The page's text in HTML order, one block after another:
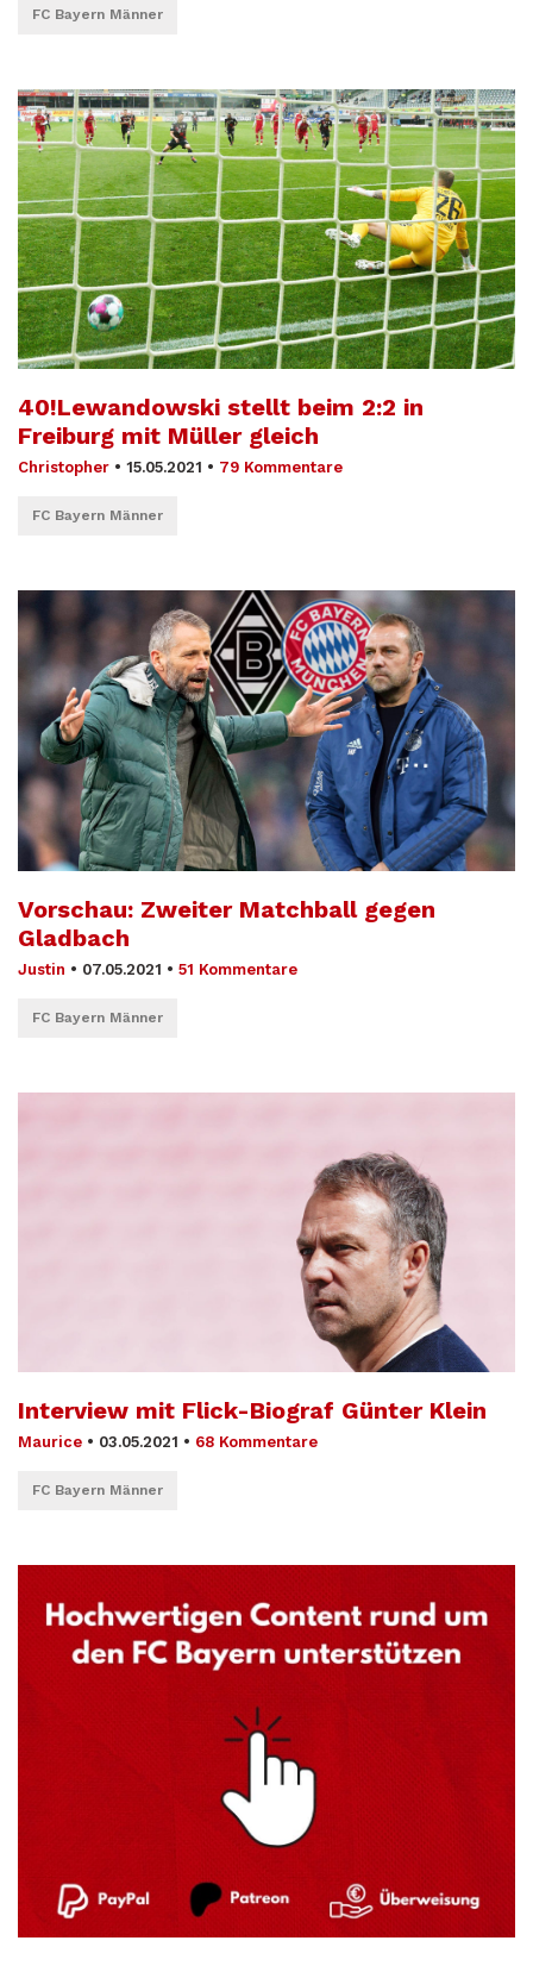
FC Bayern Männer
40!Lewandowski stellt beim 2:2 in
Freiburg mit Müller gleich
Christopher • 15.05.2021 • 79 Kommentare
FC Bayern Männer
Vorschau: Zweiter Matchball gegen
Gladbach
Justin • 07.05.2021 • 51 Kommentare
FC Bayern Männer
Interview mit Flick-Biograf Günter Klein
Maurice • 03.05.2021 • 68 Kommentare
FC Bayern Männer